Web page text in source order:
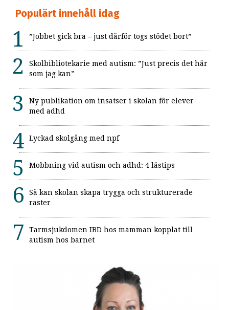
Populärt innehåll idag
”Jobbet gick bra – just därför togs stödet bort”
Skolbibliotekarie med autism: ”Just precis det här
som jag kan”
Ny publikation om insatser i skolan för elever
med adhd
Lyckad skolgång med npf
Mobbning vid autism och adhd: 4 lästips
Så kan skolan skapa trygga och strukturerade
raster
Tarmsjukdomen IBD hos mamman kopplat till
autism hos barnet